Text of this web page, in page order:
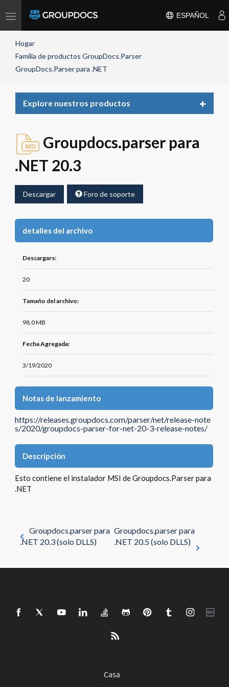
Toggle
ESPAÑOL
Hogar
Familia de productos GroupDocs.Parser
GroupDocs.Parser para .NET
Explore nuestros productos
Toggle
Groupdocs.parser para
.NET 20.3
Descargar Foro de soporte
detalles del archivo
Descargars:
20
Tamaño del archivo:
98.0 MB
Fecha Agregada:
3/19/2020
Notas de lanzamiento
https://releases.groupdocs.com/parser/net/release-note
s/2020/groupdocs-parser-for-net-20-3-release-notes/
Descripción
Esto contiene el instalador MSI de Groupdocs.Parser para
.NET
Groupdocs.parser para
.NET 20.3 (solo DLLS)
Groupdocs.parser para
.NET 20.5 (solo DLLS)
Casa